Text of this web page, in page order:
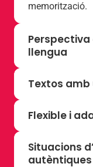
memorització.
llengua
comunicatives
Textos
comunicativa i
fomenta la
Flexible i
que deriven
Situacions
autèntiques